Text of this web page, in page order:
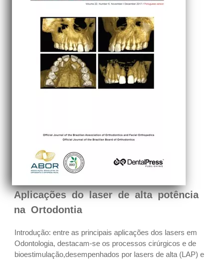
Aplicações do laser de alta potência
na Ortodontia
Introdução: entre as principais aplicações dos lasers em
Odontologia, destacam-se os processos cirúrgicos e de
bioestimulação,desempenhados por lasers de alta (LAP) e